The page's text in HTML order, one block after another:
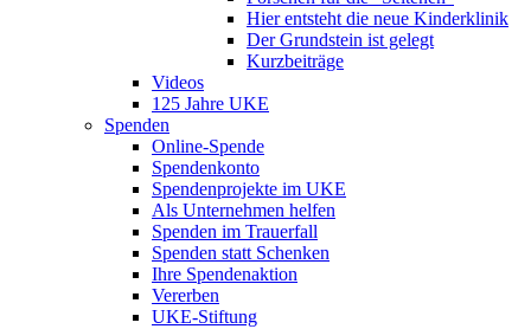
Hier entsteht die neue Kinderklinik
Der Grundstein ist gelegt
Kurzbeiträge
Videos
125 Jahre UKE
Spenden
Online-Spende
Spendenkonto
Spendenprojekte im UKE
Als Unternehmen helfen
Spenden im Trauerfall
Spenden statt Schenken
Ihre Spendenaktion
Vererben
UKE-Stiftung